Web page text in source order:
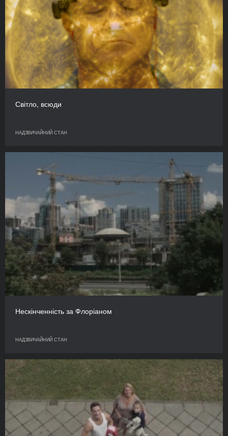
Світло, всюди
НАДЗВИЧАЙНИЙ СТАН
Нескінченність за Флоріаном
НАДЗВИЧАЙНИЙ СТАН